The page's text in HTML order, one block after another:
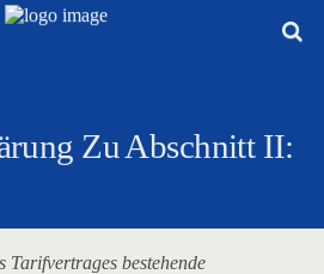
Zu Abschnitt II:
Tarifvertrages bestehende